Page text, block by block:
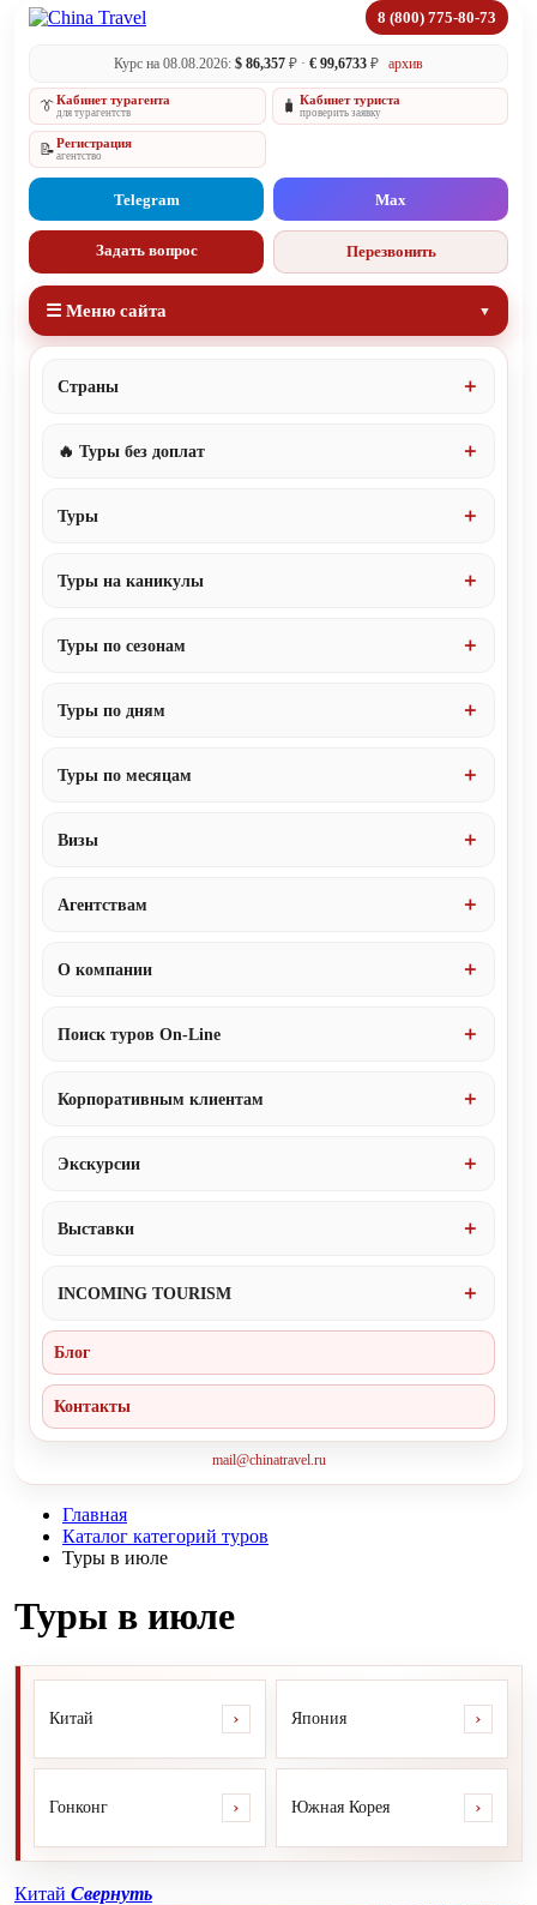
8 (800) 775-80-73
Курс на 08.08.2026: $ 86,357 ₽ · € 99,6733 ₽ архив
👔Кабинет турагента
для турагентств 🧳 Кабинет туриста
проверить заявку
📝Регистрация
агентство
Telegram Max
Задать вопрос Перезвонить
☰ Меню сайта
Страны
🔥 Туры без доплат
Туры
Туры на каникулы
Туры по сезонам
Туры по дням
Туры по месяцам
Визы
Агентствам
О компании
Поиск туров On-Line
Корпоративным клиентам
Экскурсии
Выставки
INCOMING TOURISM
Блог
Контакты
mail@chinatravel.ru
Главная
Каталог категорий туров
Туры в июле
Туры в июле
Китай › Япония ›
Гонконг › Южная Корея ›
Китай Свернуть